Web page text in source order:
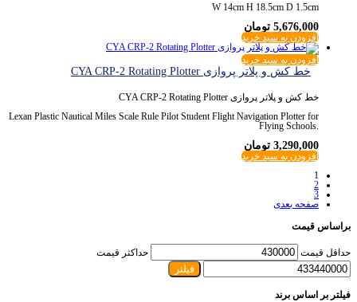
W 14cm H 18.5cm D 1.5cm
5,676,000 تومان
افزودن به سبد خرید
افزودن به سبد خرید
خط کش و پلاتر پروازی CYA CRP-2 Rotating Plotter
خط کش و پلاتر پروازی CYA CRP-2 Rotating Plotter
Lexan Plastic Nautical Miles Scale Rule Pilot Student Flight Navigation Plotter for
Flying Schools.
3,290,000 تومان
افزودن به سبد خرید
1
2
3
صفحه بعدی
براساس قیمت
حداقل قیمت حداکثر قیمت
فیلتر
فیلتر بر اساس برند